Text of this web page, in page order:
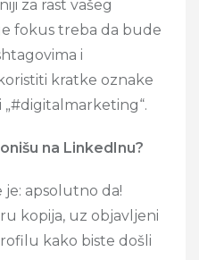
za rast vašeg
fokus treba da bude
i
kratke oznake
na LinkedInu?
apsolutno da!
kopija, uz objavljeni
kako biste došli